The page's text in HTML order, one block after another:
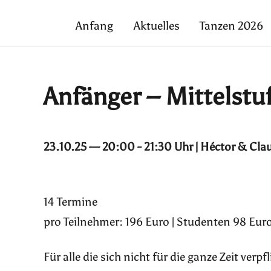
Anfang Aktuelles Tanzen 2026
Anfänger –
23.10.25 — 20:00 - 21:30 Uhr | Héctor &
14 Termine
pro Teilnehmer: 196 Euro | Studenten 98
Für alle die sich nicht für die ganze Zeit